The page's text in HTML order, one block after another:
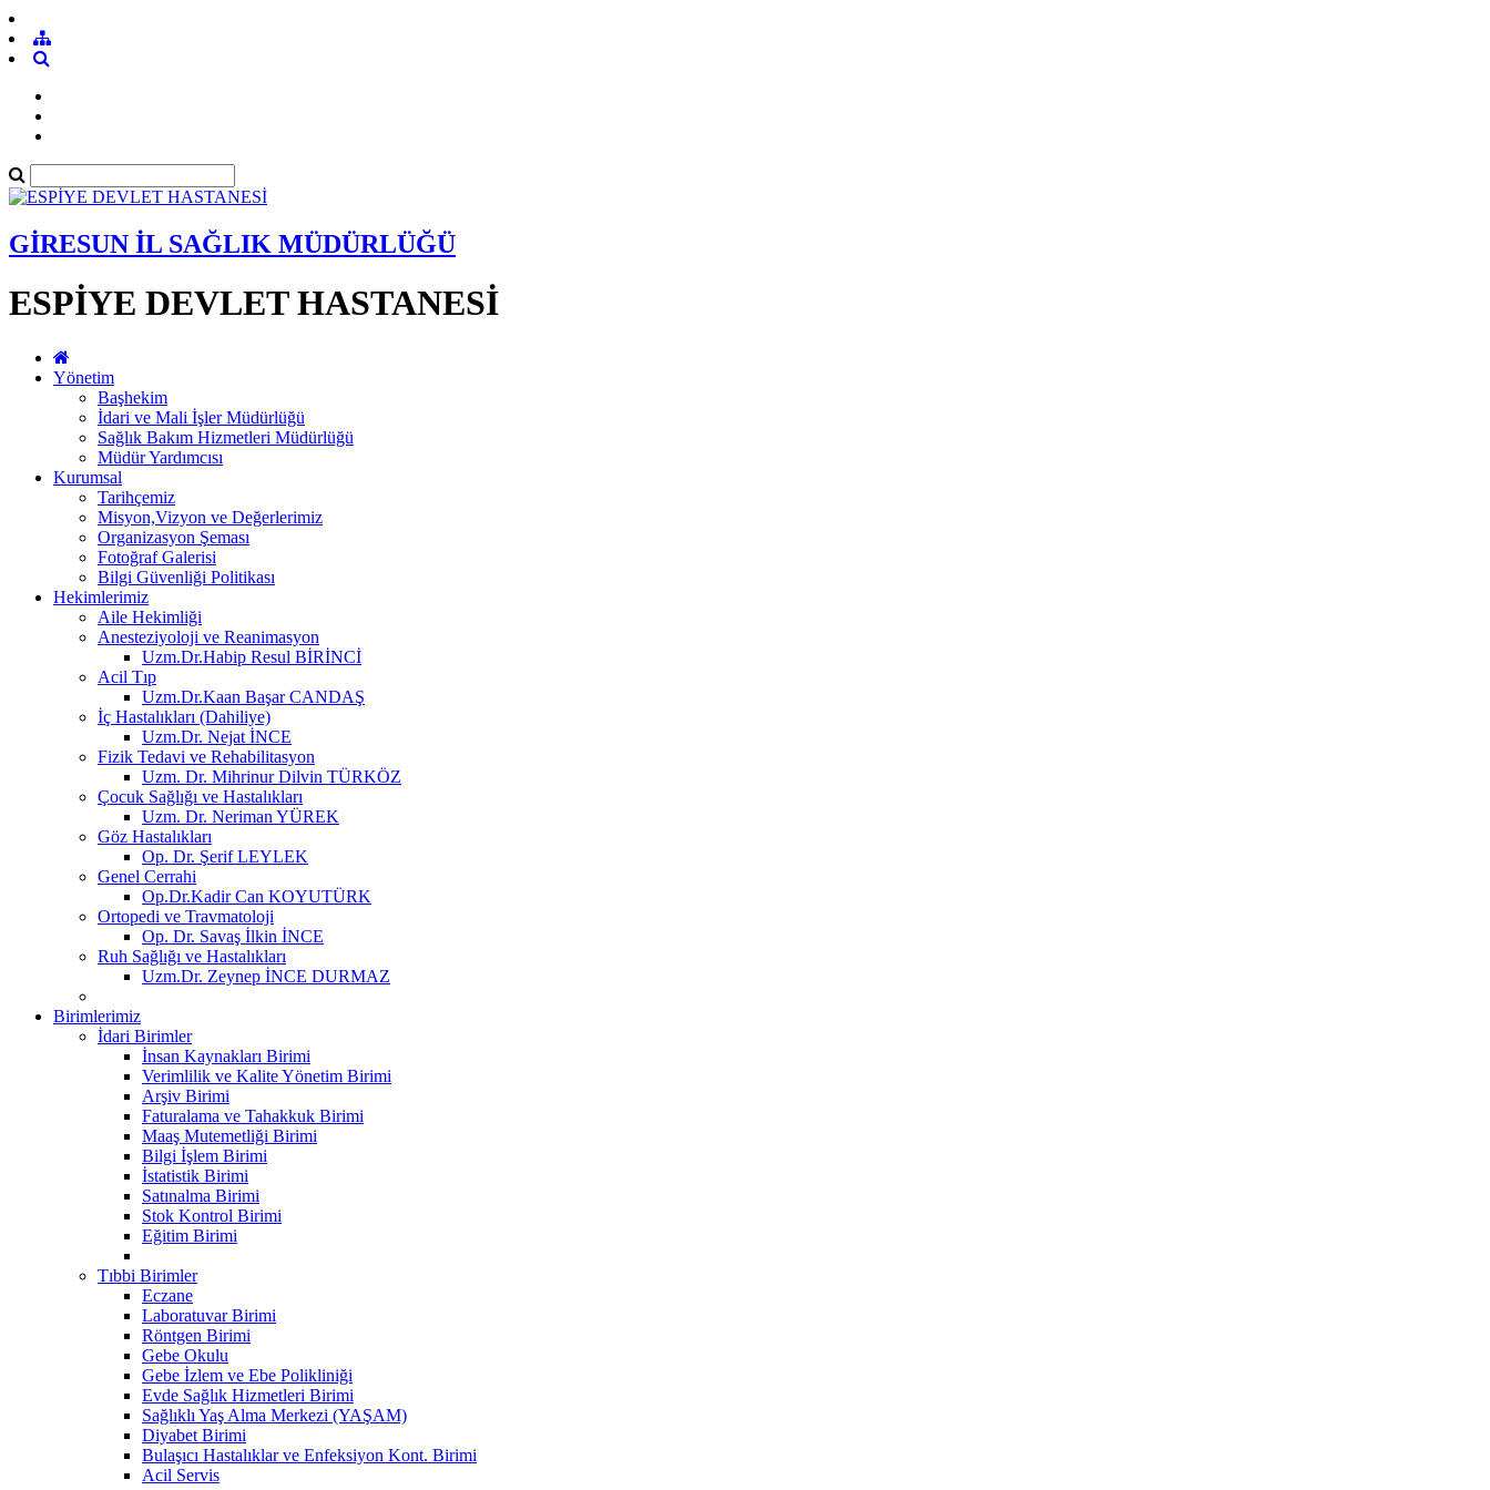
GİRESUN İL SAĞLIK MÜDÜRLÜĞÜ
ESPİYE DEVLET HASTANESİ
Yönetim
Başhekim
İdari ve Mali İşler Müdürlüğü
Sağlık Bakım Hizmetleri Müdürlüğü
Müdür Yardımcısı
Kurumsal
Tarihçemiz
Misyon,Vizyon ve Değerlerimiz
Organizasyon Şeması
Fotoğraf Galerisi
Bilgi Güvenliği Politikası
Hekimlerimiz
Aile Hekimliği
Anesteziyoloji ve Reanimasyon
Uzm.Dr.Habip Resul BİRİNCİ
Acil Tıp
Uzm.Dr.Kaan Başar CANDAŞ
İç Hastalıkları (Dahiliye)
Uzm.Dr. Nejat İNCE
Fizik Tedavi ve Rehabilitasyon
Uzm. Dr. Mihrinur Dilvin TÜRKÖZ
Çocuk Sağlığı ve Hastalıkları
Uzm. Dr. Neriman YÜREK
Göz Hastalıkları
Op. Dr. Şerif LEYLEK
Genel Cerrahi
Op.Dr.Kadir Can KOYUTÜRK
Ortopedi ve Travmatoloji
Op. Dr. Savaş İlkin İNCE
Ruh Sağlığı ve Hastalıkları
Uzm.Dr. Zeynep İNCE DURMAZ
Birimlerimiz
İdari Birimler
İnsan Kaynakları Birimi
Verimlilik ve Kalite Yönetim Birimi
Arşiv Birimi
Faturalama ve Tahakkuk Birimi
Maaş Mutemetliği Birimi
Bilgi İşlem Birimi
İstatistik Birimi
Satınalma Birimi
Stok Kontrol Birimi
Eğitim Birimi
Tıbbi Birimler
Eczane
Laboratuvar Birimi
Röntgen Birimi
Gebe Okulu
Gebe İzlem ve Ebe Polikliniği
Evde Sağlık Hizmetleri Birimi
Sağlıklı Yaş Alma Merkezi (YAŞAM)
Diyabet Birimi
Bulaşıcı Hastalıklar ve Enfeksiyon Kont. Birimi
Acil Servis